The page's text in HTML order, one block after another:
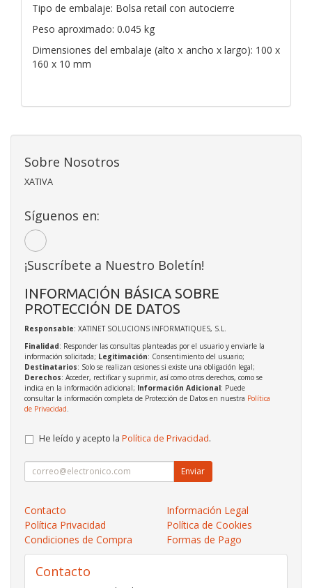
Tipo de embalaje: Bolsa retail con autocierre
Peso aproximado: 0.045 kg
Dimensiones del embalaje (alto x ancho x largo): 100 x
160 x 10 mm
Sobre Nosotros
XATIVA
Síguenos en:
¡Suscríbete a Nuestro Boletín!
INFORMACIÓN BÁSICA SOBRE
PROTECCIÓN DE DATOS
Responsable: XATINET SOLUCIONS INFORMATIQUES, S.L.
Finalidad: Responder las consultas planteadas por el usuario y enviarle la
información solicitada; Legitimación: Consentimiento del usuario;
Destinatarios: Solo se realizan cesiones si existe una obligación legal;
Derechos: Acceder, rectificar y suprimir, así como otros derechos, como se
indica en la información adicional; Información Adicional: Puede
consultar la información completa de Protección de Datos en nuestra Política
de Privacidad
He leído y acepto la Política de Privacidad.
Enviar
Contacto
Información Legal
Política Privacidad
Política de Cookies
Condiciones de Compra
Formas de Pago
Contacto